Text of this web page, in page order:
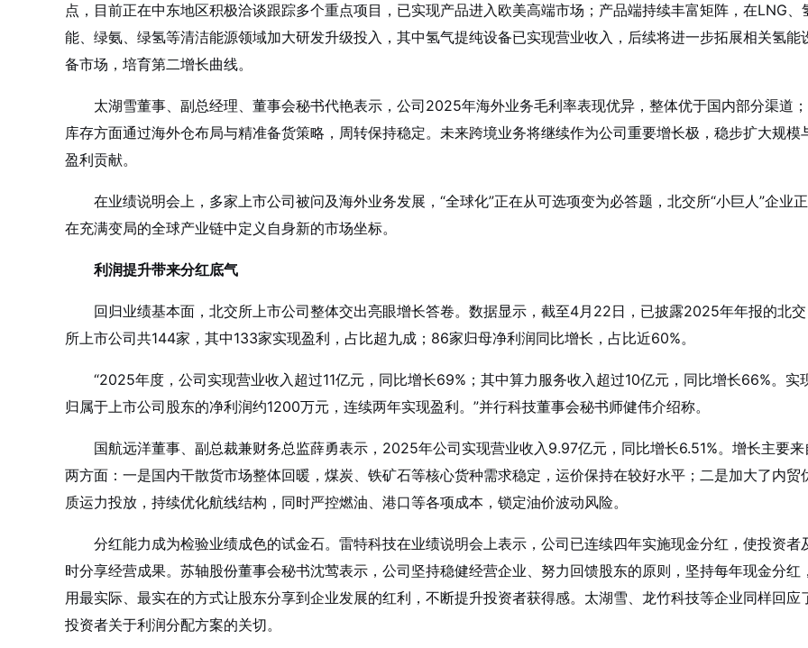
点，目前正在中东地区积极洽谈跟踪多个重点项目，已实现产品进入欧美高端市场；产品端持续丰富矩阵，在LNG、
能、绿氨、绿氢等清洁能源领域加大研发升级投入，其中氢气提纯设备已实现营业收入，后续将进一步拓展相关氢能
备市场，培育第二增长曲线。
太湖雪董事、副总经理、董事会秘书代艳表示，公司2025年海外业务毛利率表现优异，整体优于国内部分渠道；
库存方面通过海外仓布局与精准备货策略，周转保持稳定。未来跨境业务将继续作为公司重要增长极，稳步扩大规模
盈利贡献。
在业绩说明会上，多家上市公司被问及海外业务发展，“全球化”正在从可选项变为必答题，北交所“小巨人”企业正
在充满变局的全球产业链中定义自身新的市场坐标。
利润提升带来分红底气
回归业绩基本面，北交所上市公司整体交出亮眼增长答卷。数据显示，截至4月22日，已披露2025年年报的北交
所上市公司共144家，其中133家实现盈利，占比超九成；86家归母净利润同比增长，占比近60%。
“2025年度，公司实现营业收入超过11亿元，同比增长69%；其中算力服务收入超过10亿元，同比增长66%。实
归属于上市公司股东的净利润约1200万元，连续两年实现盈利。”并行科技董事会秘书师健伟介绍称。
国航远洋董事、副总裁兼财务总监薛勇表示，2025年公司实现营业收入9.97亿元，同比增长6.51%。增长主要来
两方面：一是国内干散货市场整体回暖，煤炭、铁矿石等核心货种需求稳定，运价保持在较好水平；二是加大了内贸
质运力投放，持续优化航线结构，同时严控燃油、港口等各项成本，锁定油价波动风险。
分红能力成为检验业绩成色的试金石。雷特科技在业绩说明会上表示，公司已连续四年实施现金分红，使投资者
时分享经营成果。苏轴股份董事会秘书沈莺表示，公司坚持稳健经营企业、努力回馈股东的原则，坚持每年现金分红，
用最实际、最实在的方式让股东分享到企业发展的红利，不断提升投资者获得感。太湖雪、龙竹科技等企业同样回应
投资者关于利润分配方案的关切。